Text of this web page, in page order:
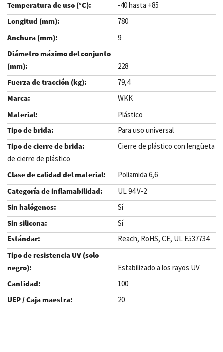
-40 hasta +85
780
9
228
79,4
WKK
Plástico
Para uso universal
Cierre de plástico con lengüeta
de cierre de plástico
Poliamida 6,6
UL 94 V-2
Sí
Sí
Reach, RoHS, CE, UL E537734
Estabilizado a los rayos UV
100
20